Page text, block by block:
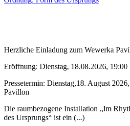
Herzliche Einladung zum Wewerka
Eröffnung: Dienstag, 18.08.2026, 19:00
Pressetermin: Dienstag,18. August
Pavillon
Die raumbezogene Installation „Im
des Ursprungs“ ist ein (...)